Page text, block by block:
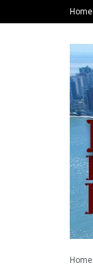
Home
Home